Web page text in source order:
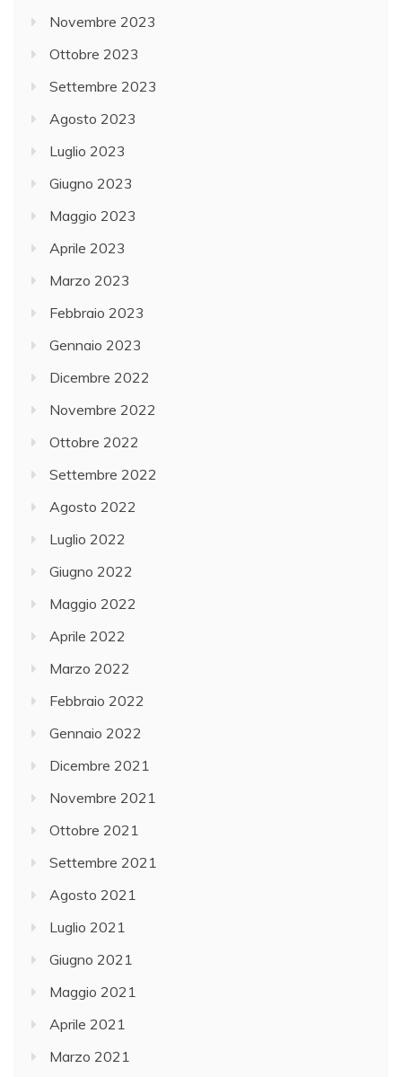
Novembre 2023
Ottobre 2023
Settembre 2023
Agosto 2023
Luglio 2023
Giugno 2023
Maggio 2023
Aprile 2023
Marzo 2023
Febbraio 2023
Gennaio 2023
Dicembre 2022
Novembre 2022
Ottobre 2022
Settembre 2022
Agosto 2022
Luglio 2022
Giugno 2022
Maggio 2022
Aprile 2022
Marzo 2022
Febbraio 2022
Gennaio 2022
Dicembre 2021
Novembre 2021
Ottobre 2021
Settembre 2021
Agosto 2021
Luglio 2021
Giugno 2021
Maggio 2021
Aprile 2021
Marzo 2021